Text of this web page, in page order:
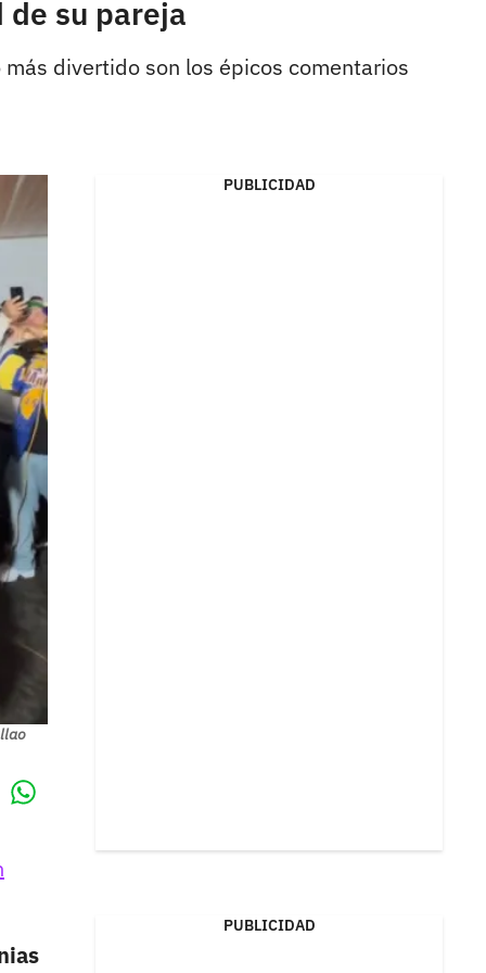
su pareja
divertido son los épicos comentarios
PUBLICIDAD
PUBLICIDAD